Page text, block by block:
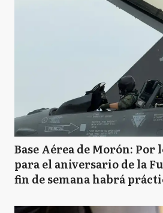
Base Aérea de Morón:
para el aniversario de la
fin de semana habrá